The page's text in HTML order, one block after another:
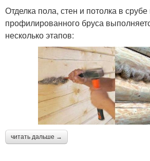
Отделка пола, стен и потолка в срубе
профилированного бруса
несколько этапов:
читать дальше →